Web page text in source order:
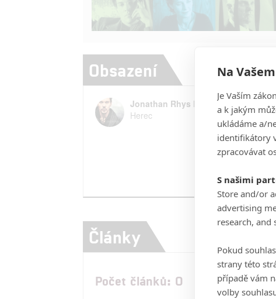
Obsazení
Jonathan Rhys Meyers
Herec
Články
Počet článků: 0
Na
Je Vaším
a k jakým
ukládáme a/
identifikátory
zpracovávat
S našimi
Store and/or
advertising
research, and
Pokud
strany této
případě vám
volby